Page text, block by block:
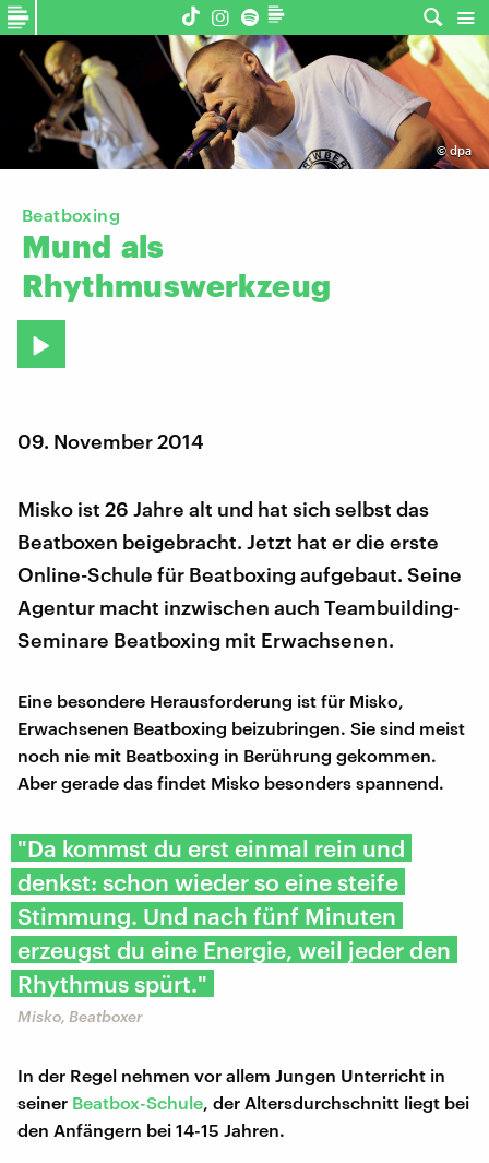
© dpa
Beatboxing
Mund als
Rhythmuswerkzeug
09. November 2014
Misko ist 26 Jahre alt und hat sich selbst das
Beatboxen beigebracht. Jetzt hat er die erste
Online-Schule für Beatboxing aufgebaut. Seine
Agentur macht inzwischen auch Teambuilding-
Seminare Beatboxing mit Erwachsenen.
Eine besondere Herausforderung ist für Misko,
Erwachsenen Beatboxing beizubringen. Sie sind meist
noch nie mit Beatboxing in Berührung gekommen.
Aber gerade das findet Misko besonders spannend.
"Da kommst du erst einmal rein und
denkst: schon wieder so eine steife
Stimmung. Und nach fünf Minuten
erzeugst du eine Energie, weil jeder den
Rhythmus spürt."
Misko, Beatboxer
In der Regel nehmen vor allem Jungen Unterricht in
seiner Beatbox-Schule , der Altersdurchschnitt liegt bei
den Anfängern bei 14-15 Jahren.